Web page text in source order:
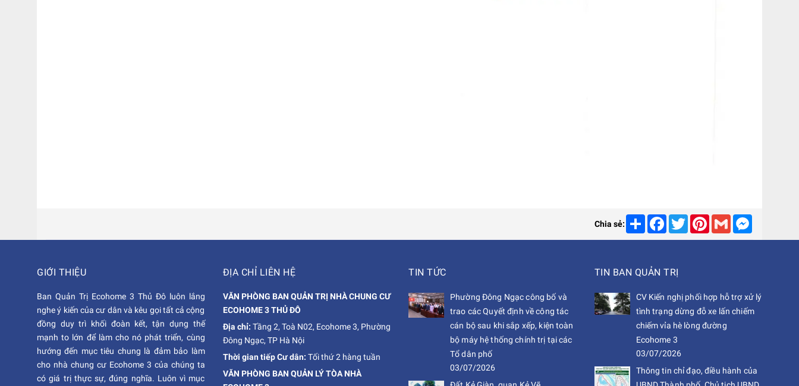
Chia sẻ: Share Facebook
TwitterPinterestGmail
GIỚI THIỆU
Ban Quản Trị Ecohome 3 Thủ Đô luôn lắng
nghe ý kiến của cư dân và kêu gọi tất cả cộng
đồng duy trì khối đoàn kết, tận dụng thế
mạnh to lớn để làm cho nó phát triển, cùng
hướng đến mục tiêu chung là đảm bảo làm
cho nhà chung cư Ecohome 3 của chúng ta
có giá trị thực sự, đúng nghĩa. Luôn vì mục
ĐỊA CHỈ LIÊN HỆ
VĂN PHÒNG BAN QUẢN TRỊ NHÀ CHUNG CƯ
ECOHOME 3 THỦ ĐÔ
Địa chỉ: Tầng 2, Toà N02, Ecohome 3, Phường
Đông Ngạc, TP Hà Nội
Thời gian tiếp Cư dân: Tối thứ 2 hàng tuần
VĂN PHÒNG BAN QUẢN LÝ TÒA NHÀ
TIN TỨC
Phường Đông Ngạc công bố và
trao các Quyết định về công tác
cán bộ sau khi sắp xếp, kiện toàn
bộ máy hệ thống chính trị tại các
Tổ dân phố
03/07/2026
TIN BAN QUẢN TRỊ
CV Kiến nghị phối hợp hỗ trợ xử lý
tình trạng dừng đỗ xe lấn chiếm
chiếm vỉa hè lòng đường
Ecohome 3
03/07/2026
Thông tin chỉ đạo, điều hành của